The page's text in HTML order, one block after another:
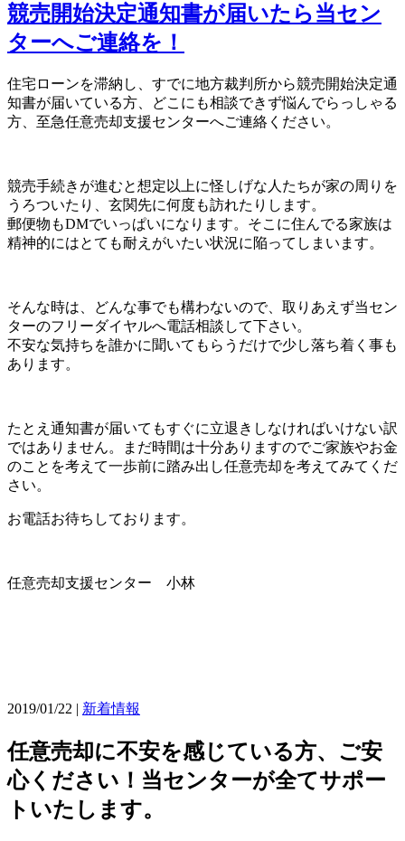
競売開始決定通知書が届いたら当セン
ターへご連絡を！
住宅ローンを滞納し、すでに地方裁判所から競売開始決定通
知書が届いている方、どこにも相談できず悩んでらっしゃる
方、至急任意売却支援センターへご連絡ください。
競売手続きが進むと想定以上に怪しげな人たちが家の周りを
うろついたり、玄関先に何度も訪れたりします。
郵便物もDMでいっぱいになります。そこに住んでる家族は
精神的にはとても耐えがいたい状況に陥ってしまいます。
そんな時は、どんな事でも構わないので、取りあえず当セン
ターのフリーダイヤルへ電話相談して下さい。
不安な気持ちを誰かに聞いてもらうだけで少し落ち着く事も
あります。
たとえ通知書が届いてもすぐに立退きしなければいけない訳
ではありません。まだ時間は十分ありますのでご家族やお金
のことを考えて一歩前に踏み出し任意売却を考えてみてくだ
さい。
お電話お待ちしております。
任意売却支援センター 小林
2019/01/22 | 新着情報
任意売却に不安を感じている方、ご安
心ください！当センターが全てサポー
トいたします。